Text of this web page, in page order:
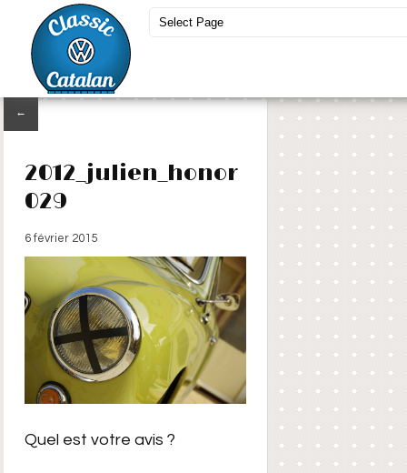
←
2012_julien_honor
029
6 février 2015
Quel est votre avis ?